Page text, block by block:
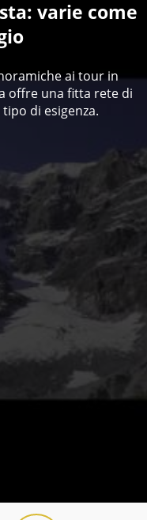
varie come
ai tour in
offre una fitta rete di
di esigenza.